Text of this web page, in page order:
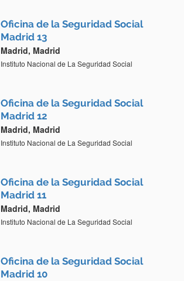
Oficina de la Seguridad Social
Madrid 13
Madrid, Madrid
Instituto Nacional de La Seguridad Social
Oficina de la Seguridad Social
Madrid 12
Madrid, Madrid
Instituto Nacional de La Seguridad Social
Oficina de la Seguridad Social
Madrid 11
Madrid, Madrid
Instituto Nacional de La Seguridad Social
Oficina de la Seguridad Social
Madrid 10